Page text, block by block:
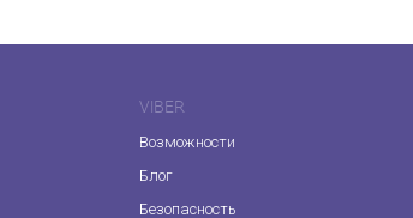
VIBER
Возможности
Блог
Безопасность